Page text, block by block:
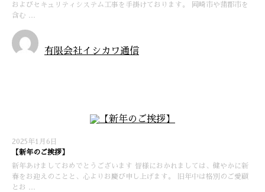
およびセキュリティシステム工事を手掛けております。 岡崎市や蒲郡市を
含む …
有限会社イシカワ通信
2025年1月6日
【新年のご挨拶】
新年あけましておめでとうございます 皆様におかれましては、健やかに新
春をお迎えのことと、心よりお慶び申し上げます。 旧年中は格別のご愛顧
とお …